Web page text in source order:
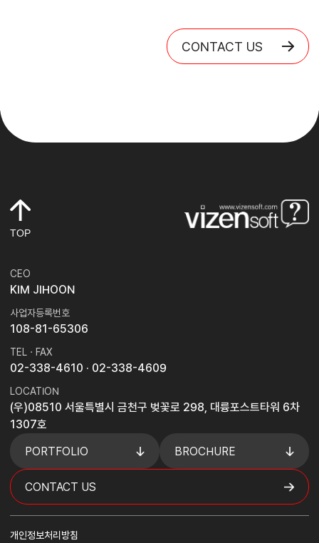
CONTACT US
TOP
CEO
KIM JIHOON
사업자등록번호
108-81-65306
TEL · FAX
02-338-4610 · 02-338-4609
LOCATION
(우)08510 서울특별시 금천구 벚꽃로 298, 대륭포스트타워 6차
1307호
PORTFOLIO
BROCHURE
CONTACT US
개인정보처리방침